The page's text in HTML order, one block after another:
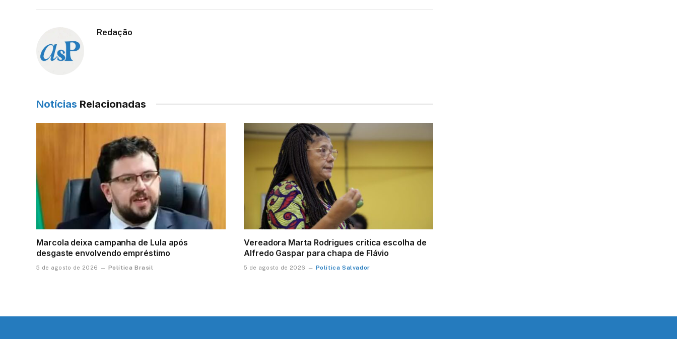
Redação
Notícias Relacionadas
Marcola deixa campanha de Lula após
desgaste envolvendo empréstimo
5 de agosto de 2026 Política Brasil
Vereadora Marta Rodrigues critica escolha de
Alfredo Gaspar para chapa de Flávio
5 de agosto de 2026 Política Salvador